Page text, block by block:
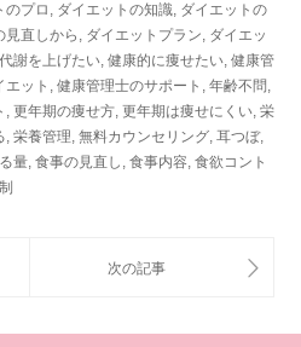
のプロ , ダイエットの知識, ダイエットの
見直しから , ダイエットプラン, ダイエッ
代謝を上げたい, 健康的に痩せたい, 健康管
ット , 健康管理士のサポート , 年齢不問,
, 更年期の痩せ方, 更年期は痩せにくい, 栄
, 栄養管理, 無料カウンセリング, 耳つぼ,
量, 食事の見直し , 食事内容, 食欲コント